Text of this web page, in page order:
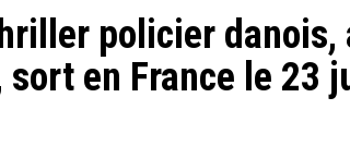
policier
en France le 23